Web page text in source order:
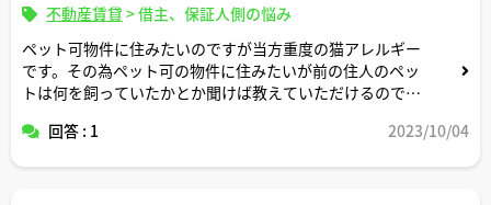
不動産賃貸 >借主、保証人側の悩み
ペット可物件に住みたいのですが当方重度の猫アレルギー
です。その為ペット可の物件に住みたいが前の住人のペッ
トは何を飼っていたかとか聞けば教えていただけるのでし
回答 : 1 2023/10/04